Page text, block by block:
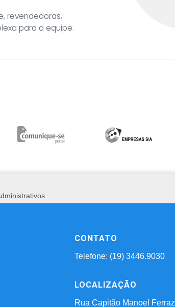
revendedoras,
para a equipe.
CONTATO
Telefone: (19) 3446.9030
LOCALIZAÇÃO
Rua Capitão Manoel Ferraz